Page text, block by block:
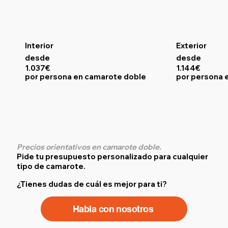
Interior
desde
1.037€
por persona en camarote doble
Exterior
desde
1.144€
por persona
Precios orientativos en camarote doble.
Pide tu presupuesto personalizado para cualquier
tipo de camarote.
¿Tienes dudas de cuál es mejor para ti?
Habla con nosotros